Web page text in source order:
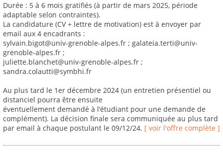
Durée : 5 à 6 mois gratifiés (à partir de mars 2025, période
adaptable selon contraintes).
La candidature (CV + lettre de motivation) est à envoyer par
email aux 4 encadrants :
sylvain.bigot@univ-grenoble-alpes.fr ; galateia.terti@univ-
grenoble-alpes.fr ;
juliette.blanchet@univ-grenoble-alpes.fr ;
sandra.colautti@symbhi.fr
Au plus tard le 1er décembre 2024 (un entretien présentiel ou
distanciel pourra être ensuite
éventuellement demandé à l’étudiant pour une demande de
complément). La décision finale sera communiquée au plus tard
par email à chaque postulant le 09/12/24. [ voir l'offre complète ]